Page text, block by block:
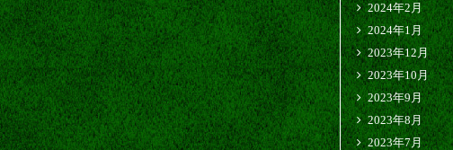
2024年2月
2024年1月
2023年12月
2023年10月
2023年9月
2023年8月
2023年7月